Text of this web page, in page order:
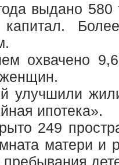
выдано 580
капитал.
охвачено
улучшили
ипотека».
249
матери и
пребывания